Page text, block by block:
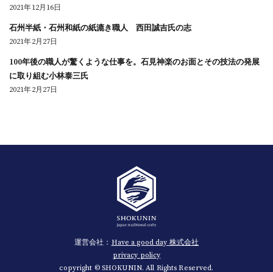
2021年12月16日
石州半紙・石州和紙の紙漉き職人 西田誠吉氏の志
2021年2月27日
100年後の職人が驚くような仕事を。石見神楽のお面とその技法の発展
に取り組む小林泰三氏
2021年2月27日
運営会社： Have a good day 株式会社
privacy policy
copyright © SHOKUNIN. All Rights Reserved.